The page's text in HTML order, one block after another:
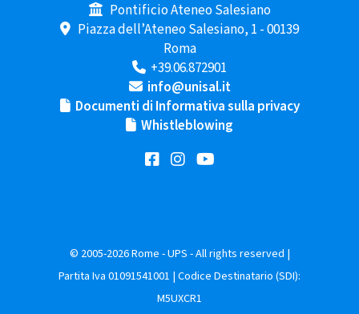
Pontificio Ateneo Salesiano
Piazza dell’Ateneo Salesiano, 1 - 00139
Roma
+39.06.872901
info@unisal.it
Documenti di Informativa sulla privacy
Whistleblowing
© 2005-2026 Rome - UPS - All rights reserved |
Partita Iva 01091541001 | Codice Destinatario (SDI):
M5UXCR1